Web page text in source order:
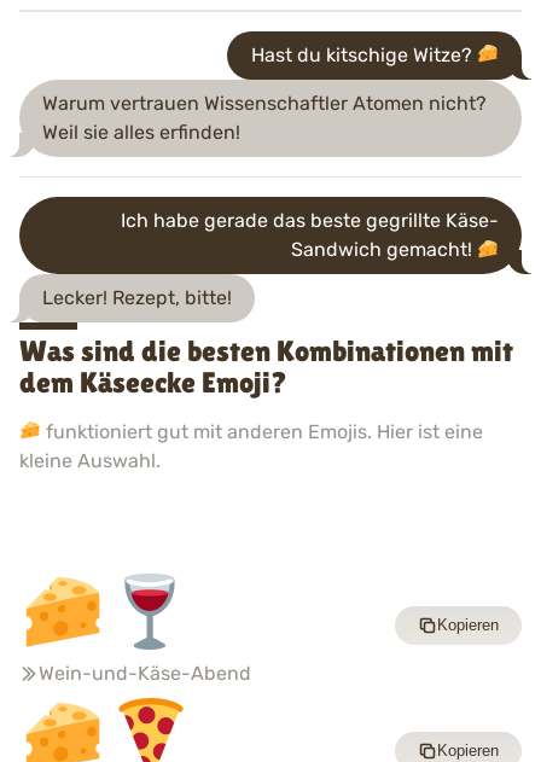
Hast du kitschige Witze?
Warum vertrauen Wissenschaftler Atomen nicht?
Weil sie alles erfinden!
Ich habe gerade das beste gegrillte Käse-
Sandwich gemacht!
Lecker! Rezept, bitte!
Was sind die besten Kombinationen mit
dem Käseecke Emoji?
funktioniert gut mit anderen Emojis. Hier ist eine
kleine Auswahl.
Wein-und-Käse-Abend
Kopieren
Kopieren